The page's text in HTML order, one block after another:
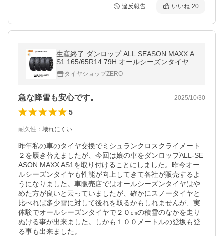
違反報告 いいね 20
生産終了 ダンロップ ALL SEASON MAXX A
S1 165/65R14 79H オールシーズンタイヤ 4
本セット
タイヤショップZERO
急な降雪も安心です。 2025/10/30
5
耐久性 ： 壊れにくい
昨年私の車のタイヤ交換でミシュランクロスクライメート
２を履き替えましたが、今回は娘の車をダンロップALL-SE
ASON MAXX AS1を取り付けることにしました。昨今オー
ルシーズンタイヤも性能が向上してきて各社が販売するよ
うになりました。車販売店ではオールシーズンタイヤはや
めた方が良いと云っていましたが、確かにスノータイヤと
比べれば多少雪に対して後れを取るかもしれませんが、実
体験でオールシーズンタイヤで２０㎝の積雪のなかを走り
ぬける事が出来ました。しかも１００メートルの登坂も登
る事も出来ました。